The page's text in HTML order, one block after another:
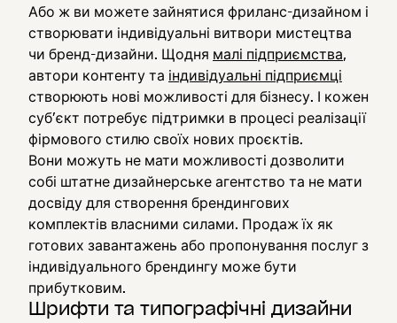
Або ж ви можете зайнятися фриланс-дизайном і
створювати індивідуальні витвори мистецтва
чи бренд-дизайни. Щодня малі підприємства,
автори контенту та індивідуальні підприємці
створюють нові можливості для бізнесу. І кожен
суб’єкт потребує підтримки в процесі реалізації
фірмового стилю своїх нових проєктів.
Вони можуть не мати можливості дозволити
собі штатне дизайнерське агентство та не мати
досвіду для створення брендингових
комплектів власними силами. Продаж їх як
готових завантажень або пропонування послуг з
індивідуального брендингу може бути
прибутковим.
Шрифти та типографічні дизайни